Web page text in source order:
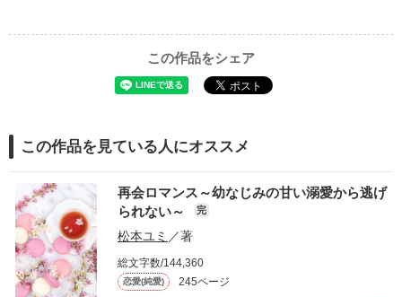
この作品をシェア
この作品を見ている人にオススメ
再会ロマンス～幼なじみの甘い溺愛から逃げ
られない～
完
松本ユミ ／著
総文字数/144,360
恋愛(純愛) 245ページ